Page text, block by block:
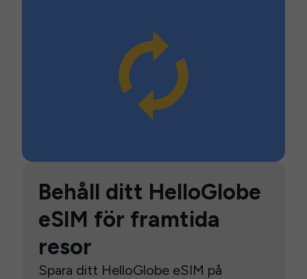
Behåll ditt HelloGlobe
eSIM för framtida
resor
Spara ditt HelloGlobe eSIM på